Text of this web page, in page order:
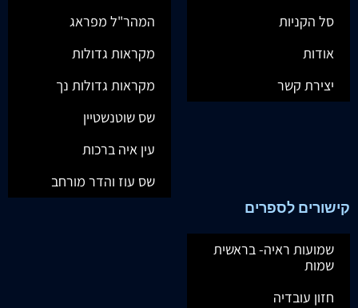
סל הקניות
אודות
יצירת קשר
המהר"ל מפראג
מקראות גדולות
מקראות גדולות נך
שס שוטנשטיין
עין איה ברכות
שס עוז והדר מורחב
קישורים לספרים
שמועות ראיה- בראשית
שמות
חזון עובדיה